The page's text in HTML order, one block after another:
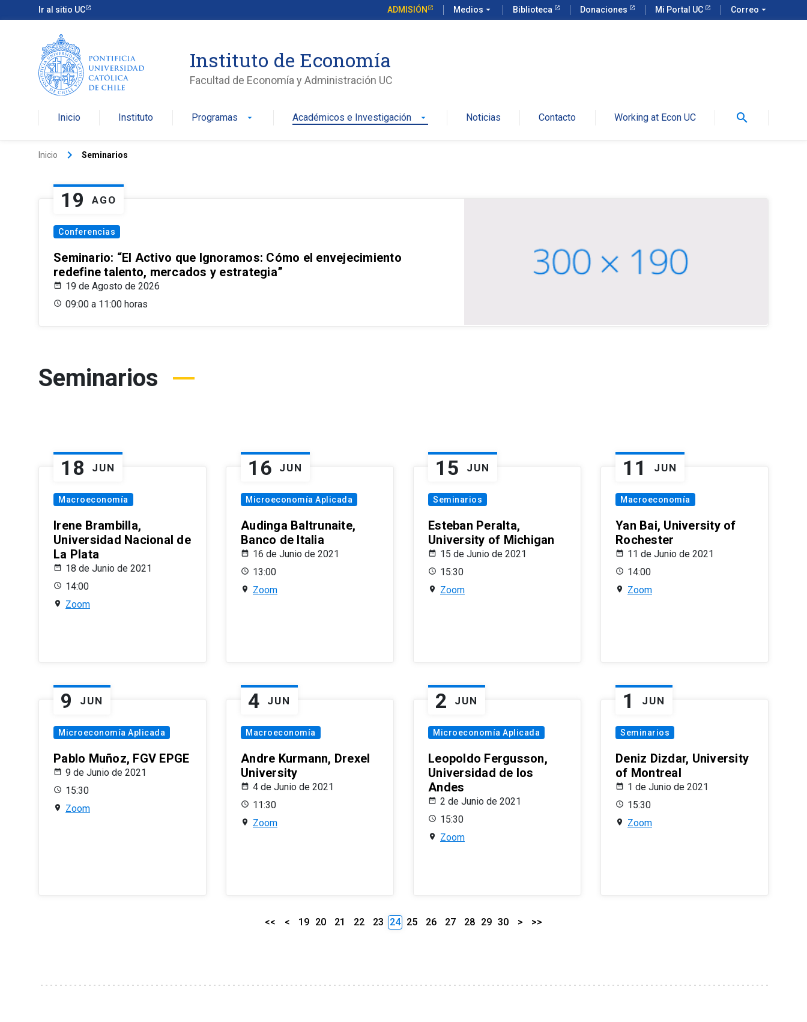
Ir al sitio UC ADMISIÓN Medios arrow_drop_down Biblioteca Donaciones Mi Portal UC Correo arrow_drop_down
Instituto de Economía
Facultad de Economía y Administración UC
Inicio Instituto Programas arrow_drop_down Académicos e Investigación arrow_drop_down Noticias Contacto Working at Econ UC search
Inicio keyboard_arrow_right Seminarios
19 AGO
Conferencias
Seminario: “El Activo que Ignoramos: Cómo el envejecimiento
redefine talento, mercados y estrategia”
19 de Agosto de 2026
09:00 a 11:00 horas
Seminarios
18 JUN
Macroeconomía
Irene Brambilla,
Universidad Nacional de
La Plata
18 de Junio de 2021
14:00
Zoom
16 JUN
Microeconomía Aplicada
Audinga Baltrunaite,
Banco de Italia
16 de Junio de 2021
13:00
Zoom
15 JUN
Seminarios
Esteban Peralta,
University of Michigan
15 de Junio de 2021
15:30
Zoom
11 JUN
Macroeconomía
Yan Bai, University of
Rochester
11 de Junio de 2021
14:00
Zoom
9 JUN
Microeconomía Aplicada
Pablo Muñoz, FGV EPGE
9 de Junio de 2021
15:30
Zoom
4 JUN
Macroeconomía
Andre Kurmann, Drexel
University
4 de Junio de 2021
11:30
Zoom
2 JUN
Microeconomía Aplicada
Leopoldo Fergusson,
Universidad de los
Andes
2 de Junio de 2021
15:30
Zoom
1 JUN
Seminarios
Deniz Dizdar, University
of Montreal
1 de Junio de 2021
15:30
Zoom
<< < 19 20 21 22 23 24 25 26 27 28 29 30 > >>